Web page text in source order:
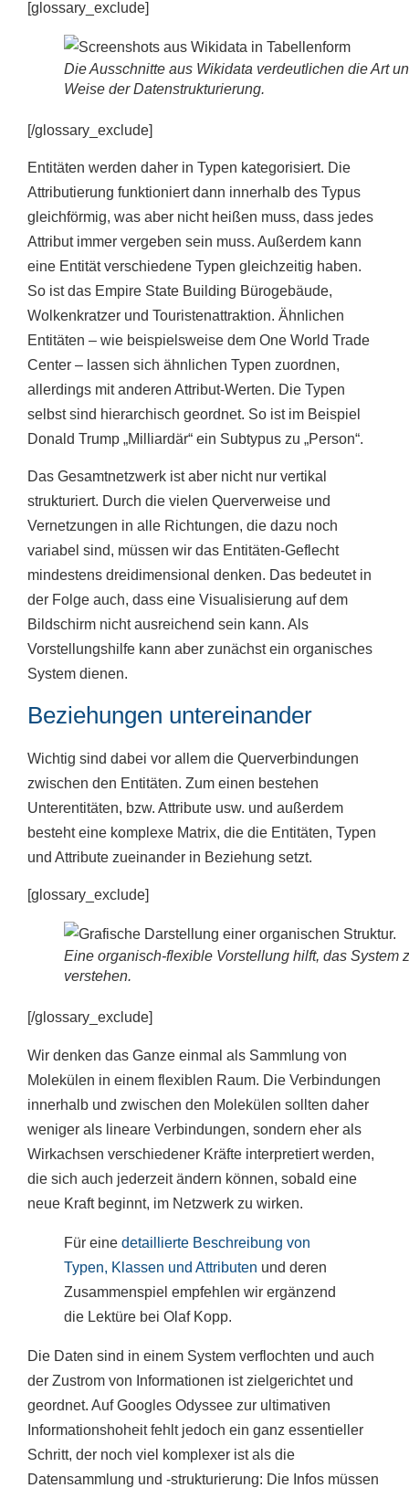
[glossary_exclude]
Die Ausschnitte aus Wikidata verdeutlichen die Art
Weise der Datenstrukturierung.
[/glossary_exclude]
Entitäten werden daher in Typen kategorisiert. Die
Attributierung funktioniert dann innerhalb des Typus
gleichförmig, was aber nicht heißen muss, dass jedes
Attribut immer vergeben sein muss. Außerdem kann
eine Entität verschiedene Typen gleichzeitig haben.
So ist das Empire State Building Bürogebäude,
Wolkenkratzer und Touristenattraktion. Ähnlichen
Entitäten – wie beispielsweise dem One World Trade
Center – lassen sich ähnlichen Typen zuordnen,
allerdings mit anderen Attribut-Werten. Die Typen
selbst sind hierarchisch geordnet. So ist im Beispiel
Donald Trump „Milliardär“ ein Subtypus zu „Person“.
Das Gesamtnetzwerk ist aber nicht nur vertikal
strukturiert. Durch die vielen Querverweise und
Vernetzungen in alle Richtungen, die dazu noch
variabel sind, müssen wir das Entitäten-Geflecht
mindestens dreidimensional denken. Das bedeutet in
der Folge auch, dass eine Visualisierung auf dem
Bildschirm nicht ausreichend sein kann. Als
Vorstellungshilfe kann aber zunächst ein organisches
System dienen.
Beziehungen untereinander
Wichtig sind dabei vor allem die Querverbindungen
zwischen den Entitäten. Zum einen bestehen
Unterentitäten, bzw. Attribute usw. und außerdem
besteht eine komplexe Matrix, die die Entitäten, Typen
und Attribute zueinander in Beziehung setzt.
[glossary_exclude]
Eine organisch-flexible Vorstellung hilft, das System
verstehen.
[/glossary_exclude]
Wir denken das Ganze einmal als Sammlung von
Molekülen in einem flexiblen Raum. Die Verbindungen
innerhalb und zwischen den Molekülen sollten daher
weniger als lineare Verbindungen, sondern eher als
Wirkachsen verschiedener Kräfte interpretiert werden,
die sich auch jederzeit ändern können, sobald eine
neue Kraft beginnt, im Netzwerk zu wirken.
Für eine detaillierte Beschreibung von
Typen, Klassen und Attributen und deren
Zusammenspiel empfehlen wir ergänzend
die Lektüre bei Olaf Kopp.
Die Daten sind in einem System verflochten und auch
der Zustrom von Informationen ist zielgerichtet und
geordnet. Auf Googles Odyssee zur ultimativen
Informationshoheit fehlt jedoch ein ganz essentieller
Schritt, der noch viel komplexer ist als die
Datensammlung und -strukturierung: Die Infos müssen